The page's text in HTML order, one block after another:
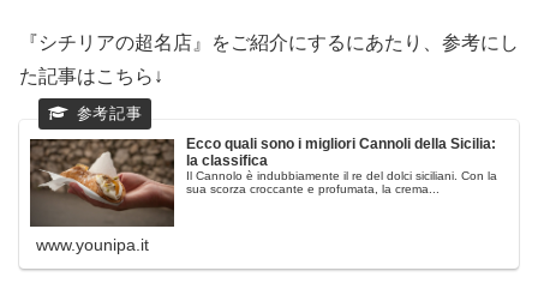
『シチリアの超名店』をご紹介にするにあたり、参考にし
た記事はこちら↓
Ecco quali sono i migliori Cannoli della Sicilia:
la classifica
Il Cannolo è indubbiamente il re del dolci siciliani. Con la
sua scorza croccante e profumata, la crema...
www.younipa.it